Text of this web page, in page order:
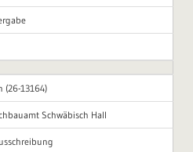
(26-13164)
Schwäbisch Hall